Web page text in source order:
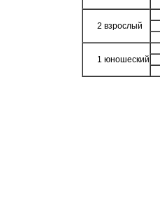
2 взрослый
1 юношеский